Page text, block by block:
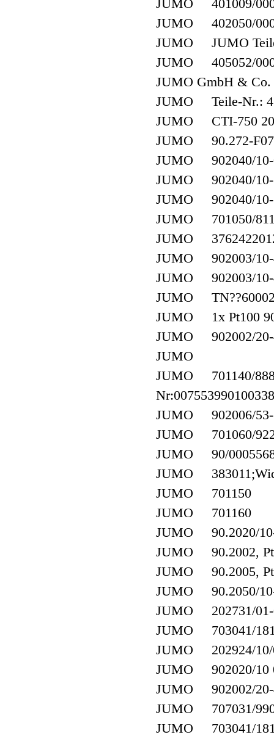
JUMO 401009/
JUMO 402050/
JUMO JUMO
JUMO 405052/
JUMO GmbH & Co.
JUMO Teile-Nr.:
JUMO CTI-750
JUMO 90.272-F07
JUMO 902040/10-
JUMO 902040/10-
JUMO 902040/10-
JUMO 701050/
JUMO
JUMO 902003/10-
JUMO 902003/10-
JUMO
JUMO 1x Pt100
JUMO 902002/20-
JUMO
JUMO 701140/
JUMO 902006/53-
JUMO 701060/
JUMO 90/
JUMO
JUMO 701150
JUMO 701160
JUMO 90.2020/10-
JUMO 90.2002,
JUMO 90.2005,
JUMO 90.2050/10-
JUMO 202731/01-
JUMO 703041/
JUMO 202924/10/
JUMO 902020/10
JUMO 902002/20-
JUMO 707031/
JUMO 703041/